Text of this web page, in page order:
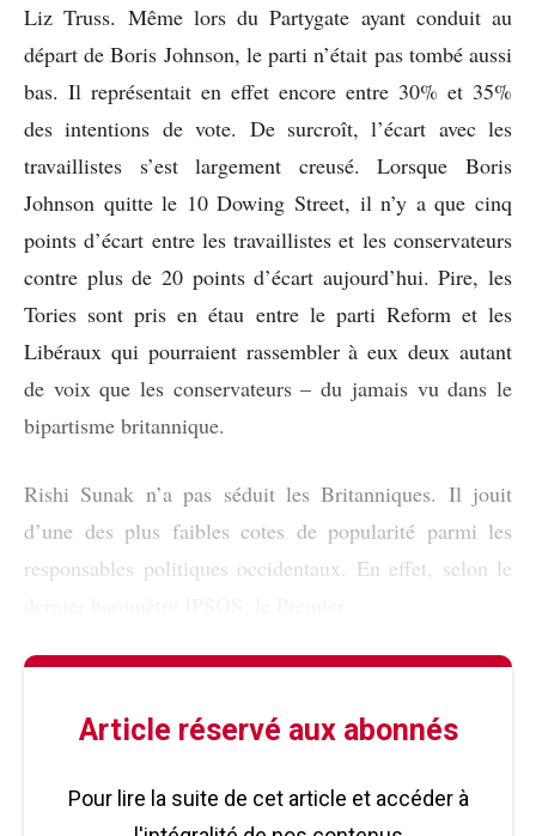
Liz Truss. Même lors du Partygate ayant conduit au
départ de Boris Johnson, le parti n’était pas tombé aussi
bas. Il représentait en effet encore entre 30% et 35%
des intentions de vote. De surcroît, l’écart avec les
travaillistes s’est largement creusé. Lorsque Boris
Johnson quitte le 10 Dowing Street, il n’y a que cinq
points d’écart entre les travaillistes et les conservateurs
contre plus de 20 points d’écart aujourd’hui. Pire, les
Tories sont pris en étau entre le parti Reform et les
Libéraux qui pourraient rassembler à eux deux autant
de voix que les conservateurs – du jamais vu dans le
bipartisme britannique.
Rishi Sunak n’a pas séduit les Britanniques. Il jouit
d’une des plus faibles cotes de popularité parmi les
responsables politiques occidentaux. En effet, selon le
Article réservé aux abonnés
Pour lire la suite de cet article et accéder à